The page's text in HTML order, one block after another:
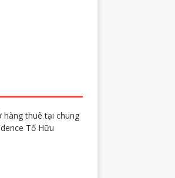
hàng thuê tại chung
Tố Hữu